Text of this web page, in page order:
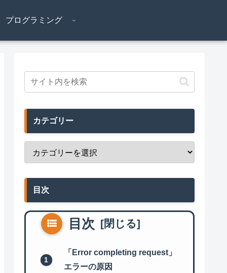
プログラミング
カテゴリー
目次
目次
「Error completing request」
エラーの原因